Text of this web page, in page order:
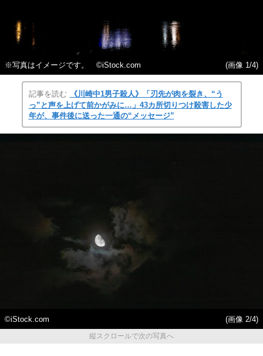
※写真はイメージです。 ©iStock.com (画像 1/4)
記事を読む
《川崎中1男子殺人》「刃先が肉を裂き、“う
っ”と声を上げて前かがみに…」43カ所切りつけ殺害した少
年が、事件後に送った一通の“メッセージ”
©iStock.com
(画像 2/4)
縦スクロールで次の写真へ